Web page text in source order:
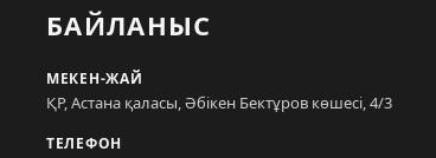
БАЙЛАНЫС
МЕКЕН-ЖАЙ
ҚР, Астана қаласы, Әбікен Бектұров көшесі, 4/3
ТЕЛЕФОН